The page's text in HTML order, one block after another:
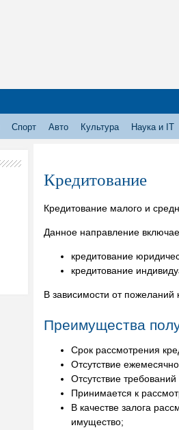
Спорт Авто Культура Наука и IT
Кредитование
Кредитование малого и
Данное направление
кредитование
кредитование
В зависимости от
Преимущества
Срок рассмотрения
Отсутствие
Отсутствие
Принимается к
В качестве залога
имущество;